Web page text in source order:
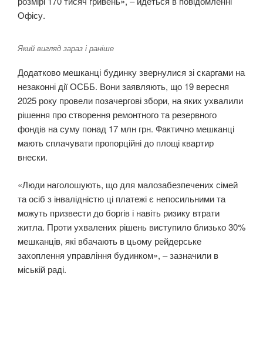
Офісу.
Який вигляд зараз і раніше
Додатково мешканці будинку звернулися зі скаргами на
незаконні дії ОСББ. Вони заявляють, що 19 вересня
2025 року провели позачергові збори, на яких ухвалили
рішення про створення ремонтного та резервного
фондів на суму понад 17 млн грн. Фактично мешканці
мають сплачувати пропорційні до площі квартир
внески.
«Люди наголошують, що для малозабезпечених сімей
та осіб з інвалідністю ці платежі є непосильними та
можуть призвести до боргів і навіть ризику втрати
житла. Проти ухвалених рішень виступило близько 30%
мешканців, які вбачають в цьому рейдерське
захоплення управління будинком», – зазначили в
міській раді.